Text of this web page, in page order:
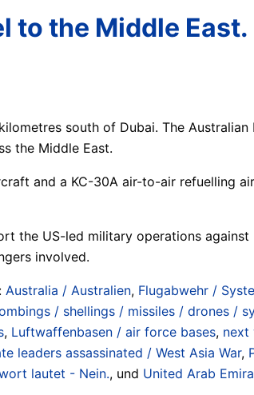
the Middle East.
south of Dubai. The
the Middle East.
and a KC-30A air-to-air refuelling
the US-led military operations against
involved.
Australia / Australien, Flugabwehr /
/ shellings / missiles / drones /
, Luftwaffenbasen / air force bases, next
leaders assassinated / West Asia War,
lautet - Nein., und United Arab